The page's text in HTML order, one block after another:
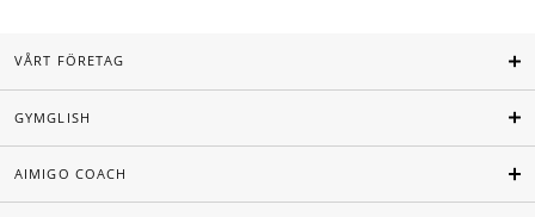
VÅRT FÖRETAG
GYMGLISH
AIMIGO COACH